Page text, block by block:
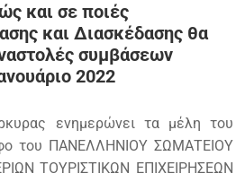
και σε ποιές
και Διασκέδασης θα
συμβάσεων
2022
ενημερώνει τα μέλη του
του ΠΑΝΕΛΛΗΝΙΟΥ ΣΩΜΑΤΕΙΟΥ
ΤΟΥΡΙΣΤΙΚΩΝ ΕΠΙΧΕΙΡΗΣΕΩΝ